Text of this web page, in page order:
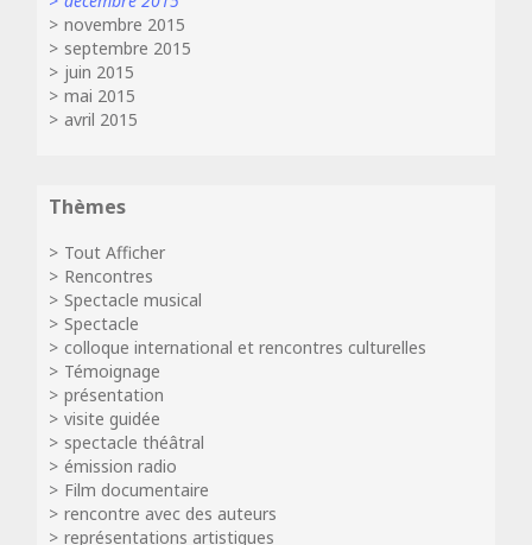
novembre 2015
septembre 2015
juin 2015
mai 2015
avril 2015
Thèmes
Tout Afficher
Rencontres
Spectacle musical
Spectacle
colloque international et rencontres culturelles
Témoignage
présentation
visite guidée
spectacle théâtral
émission radio
Film documentaire
rencontre avec des auteurs
représentations artistiques